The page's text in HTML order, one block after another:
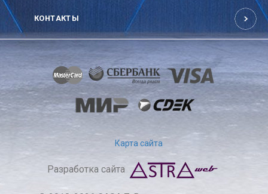
КОНТАКТЫ
Карта сайта
Разработка сайта